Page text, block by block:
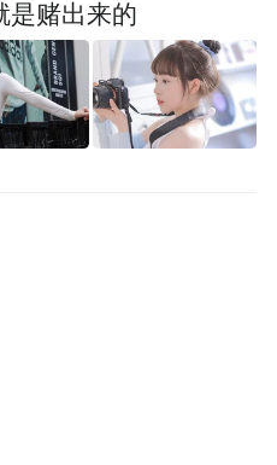
是赌出来的